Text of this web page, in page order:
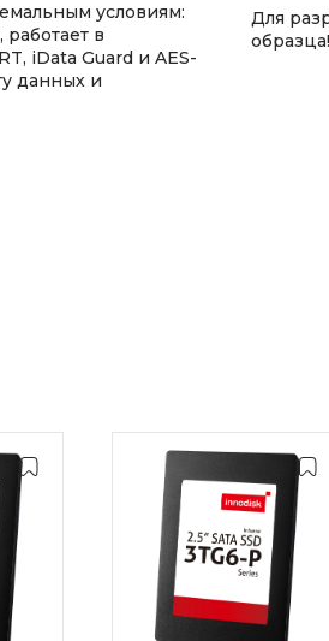
условиям:
в
iData Guard и AES-
данных и
Для
образца!